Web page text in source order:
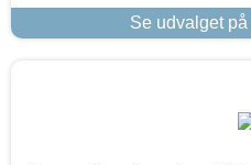
Se udvalget